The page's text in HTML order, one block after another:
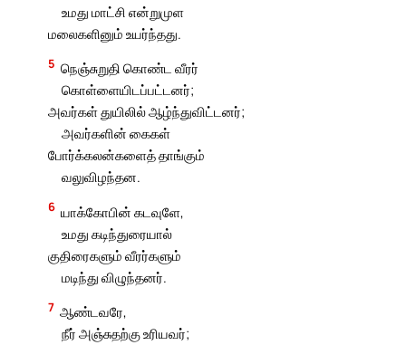
உமது மாட்சி என்றுமுள
மலைகளினும் உயர்ந்தது.
5 நெஞ்சுறுதி கொண்ட வீரர்
கொள்ளையிடப்பட்டனர்;
அவர்கள் துயிலில் ஆழ்ந்துவிட்டனர்;
அவர்களின் கைகள்
போர்க்கலன்களைத் தாங்கும்
வலுவிழந்தன.
6 யாக்கோபின் கடவுளே,
உமது கடிந்துரையால்
குதிரைகளும் வீரர்களும்
மடிந்து விழுந்தனர்.
7 ஆண்டவரே,
நீர் அஞ்சுதற்கு உரியவர்;